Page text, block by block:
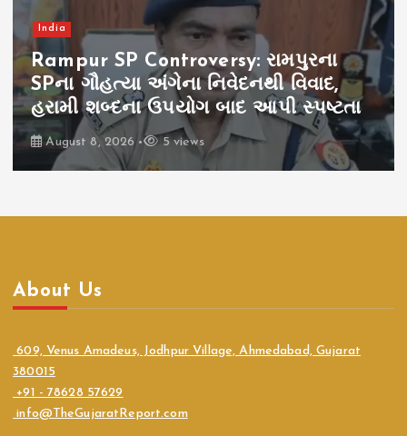
India
Rampur SP Controversy: રામપુરના
SPના ગૌહત્યા અંગેના નિવેદનથી વિવાદ,
હરામી શબ્દના ઉપયોગ બાદ આપી સ્પષ્ટતા
August 8, 2026 5 views
About Us
609, Venus Amadeus, Jodhpur Village, Ahmedabad, Gujarat
380015
+91 - 78628 57629
info@TheGujaratReport.com